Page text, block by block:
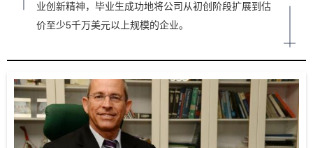
业创新精神，毕业生成功地将公司从初创阶段扩展到估
价至少5千万美元以上规模的企业。